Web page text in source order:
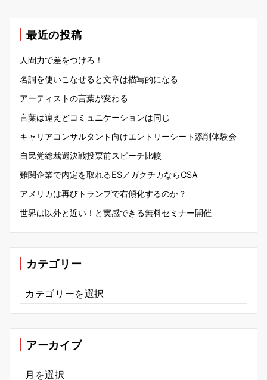
最近の投稿
人間力で差をつけろ！
名詞を使いこなせると文章は描写的になる
アーティストの言葉が変わる
言葉は違えどコミュニケーションは同じ
キャリアコンサルタント向けエントリーシート添削体験会
自民党総裁選決戦投票前スピーチ比較
難関企業で内定を取れるES／ガクチカならCSA
アメリカは再びトランプで右傾化するのか？
世界は以外と近い！と実感できる無料セミナー開催
カテゴリー
カ
テ
ゴ
ー
アーカイブ
ア